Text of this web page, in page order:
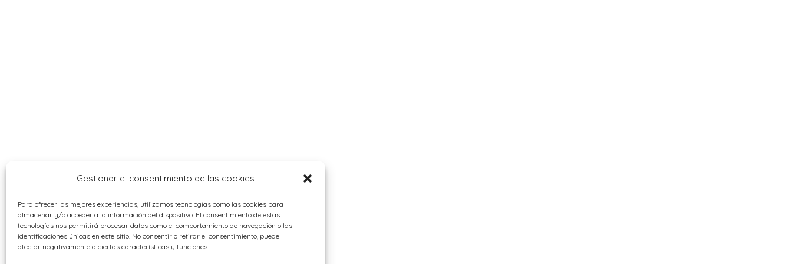
Gestionar el consentimiento de las cookies
Para ofrecer las mejores experiencias, utilizamos tecnologías como las cookies para
almacenar y/o acceder a la información del dispositivo. El consentimiento de estas
tecnologías nos permitirá procesar datos como el comportamiento de navegación o las
identificaciones únicas en este sitio. No consentir o retirar el consentimiento, puede
afectar negativamente a ciertas características y funciones.